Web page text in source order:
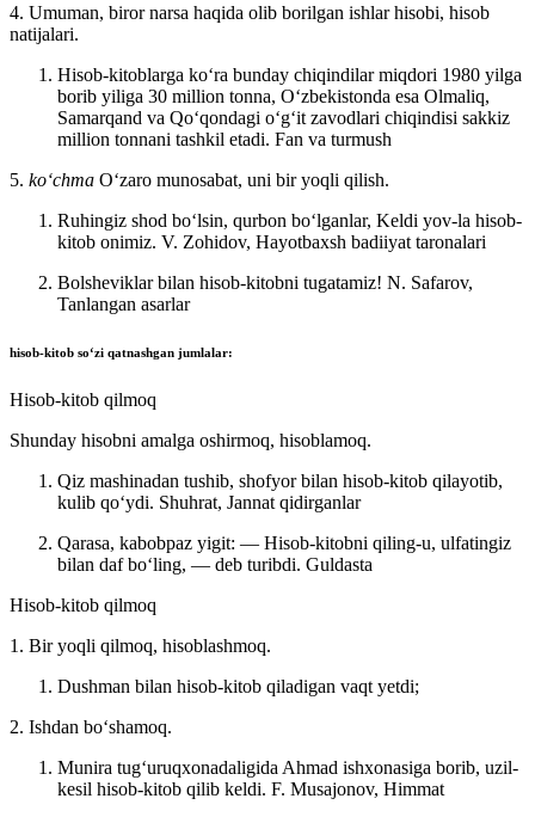
4. Umuman, biror narsa haqida olib borilgan ishlar hisobi, hisob
natijalari.
Hisob-kitoblarga koʻra bunday chiqindilar miqdori 1980 yilga
borib yiliga 30 million tonna, Oʻzbekistonda esa Olmaliq,
Samarqand va Qoʻqondagi oʻgʻit zavodlari chiqindisi sakkiz
million tonnani tashkil etadi. Fan va turmush
5. koʻchma Oʻzaro munosabat, uni bir yoqli qilish.
Ruhingiz shod boʻlsin, qurbon boʻlganlar, Keldi yov-la hisob-
kitob onimiz. V. Zohidov, Hayotbaxsh badiiyat taronalari
Bolsheviklar bilan hisob-kitobni tugatamiz! N. Safarov,
Tanlangan asarlar
hisob-kitob soʻzi qatnashgan jumlalar:
Hisob-kitob qilmoq
Shunday hisobni amalga oshirmoq, hisoblamoq.
Qiz mashinadan tushib, shofyor bilan hisob-kitob qilayotib,
kulib qoʻydi. Shuhrat, Jannat qidirganlar
Qarasa, kabobpaz yigit: — Hisob-kitobni qiling-u, ulfatingiz
bilan daf boʻling, — deb turibdi. Guldasta
Hisob-kitob qilmoq
1. Bir yoqli qilmoq, hisoblashmoq.
Dushman bilan hisob-kitob qiladigan vaqt yetdi;
2. Ishdan boʻshamoq.
Munira tugʻuruqxonadaligida Ahmad ishxonasiga borib, uzil-
kesil hisob-kitob qilib keldi. F. Musajonov, Himmat